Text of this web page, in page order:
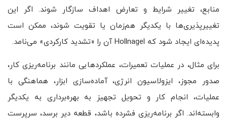
منابع، تغییر شرایط و تعارض اهداف سازگار شوند. اگر این
تغییرپذیری‌ها با یکدیگر هم‌زمان یا تقویت شوند، ممکن است
پدیده‌ای ایجاد شود که Hollnagel آن را «تشدید کارکردی» می‌نامد.
برای مثال، در عملیات تعمیرات، عملکردهایی مانند برنامه‌ریزی کار،
صدور مجوز، ایزولاسیون انرژی، آماده‌سازی ابزار، هماهنگی با
عملیات، انجام کار و تحویل تجهیز به بهره‌برداری به یکدیگر
وابسته‌اند. اگر برنامه‌ریزی فشرده باشد، قطعه دیر برسد، سرپرست